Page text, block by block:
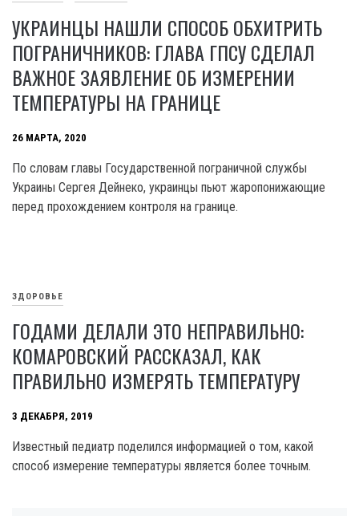
УКРАИНЦЫ НАШЛИ СПОСОБ ОБХИТРИТЬ
ПОГРАНИЧНИКОВ: ГЛАВА ГПСУ СДЕЛАЛ
ВАЖНОЕ ЗАЯВЛЕНИЕ ОБ ИЗМЕРЕНИИ
ТЕМПЕРАТУРЫ НА ГРАНИЦЕ
26 МАРТА, 2020
По словам главы Государственной пограничной службы
Украины Сергея Дейнеко, украинцы пьют жаропонижающие
перед прохождением контроля на границе.
ЗДОРОВЬЕ
ГОДАМИ ДЕЛАЛИ ЭТО НЕПРАВИЛЬНО:
КОМАРОВСКИЙ РАССКАЗАЛ, КАК
ПРАВИЛЬНО ИЗМЕРЯТЬ ТЕМПЕРАТУРУ
3 ДЕКАБРЯ, 2019
Известный педиатр поделился информацией о том, какой
способ измерение температуры является более точным.